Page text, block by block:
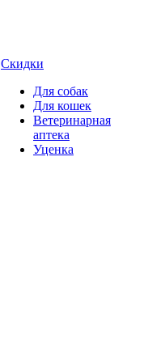
Скидки
Для собак
Для кошек
Ветеринарная
аптека
Уценка